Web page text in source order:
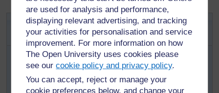
are used for analysis and performance,
displaying relevant advertising, and tracking
your activities for personalisation and service
improvement. For more information on how
The Open University uses cookies please
see ourcookie policy and privacy policy.
You can accept, reject or manage your
cookie preferences below, and change your
Activité clé : Fractions
équivalentes
En utilisant des moitiés, des tiers et des quarts, écrivez
cinq additions, par exemple
(1/2 + 1/4)